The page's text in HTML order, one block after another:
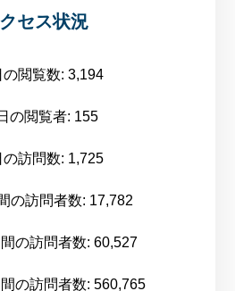
セス状況
の閲覧数: 3,194
の閲覧者: 155
の訪問数: 1,725
の訪問者数: 17,782
の訪問者数: 60,527
の訪問者数: 560,765